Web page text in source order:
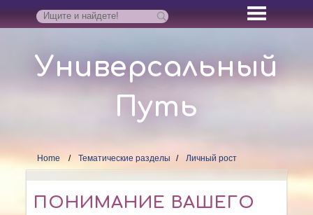
Универсальный
Путь
Home Тематические разделы Личный рост
ПОНИМАНИЕ ВАШЕГО